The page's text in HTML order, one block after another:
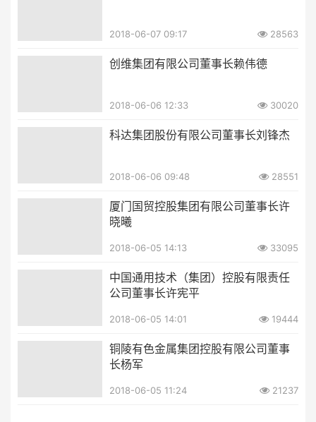
2018-06-07 09:17 28563
创维集团有限公司董事长赖伟德
2018-06-06 12:33 30020
科达集团股份有限公司董事长刘锋杰
2018-06-06 09:48 28551
厦门国贸控股集团有限公司董事长许
晓曦
2018-06-05 14:13 33095
中国通用技术（集团）控股有限责任
公司董事长许宪平
2018-06-05 14:01 19444
铜陵有色金属集团控股有限公司董事
长杨军
2018-06-05 11:24 21237